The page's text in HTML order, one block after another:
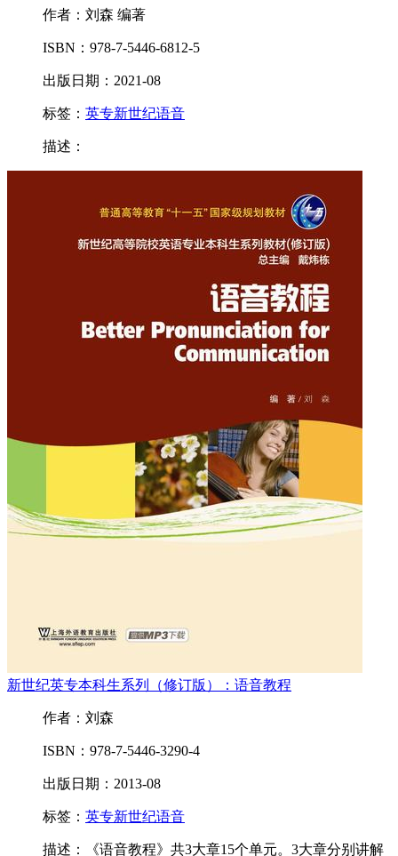
作者：刘森 编著
ISBN：978-7-5446-6812-5
出版日期：2021-08
标签： 英专新世纪语音
描述：
新世纪英专本科生系列（修订版）：语音教程
作者：刘森
ISBN：978-7-5446-3290-4
出版日期：2013-08
标签： 英专新世纪语音
描述：《语音教程》共3大章15个单元。3大章分别讲解